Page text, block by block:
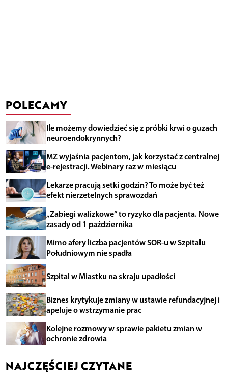
POLECAMY
Ile możemy dowiedzieć się z próbki krwi o guzach
neuroendokrynnych?
MZ wyjaśnia pacjentom, jak korzystać z centralnej
e-rejestracji. Webinary raz w miesiącu
Lekarze pracują setki godzin? To może być też
efekt nierzetelnych sprawozdań
„Zabiegi walizkowe” to ryzyko dla pacjenta. Nowe
zasady od 1 października
Mimo afery liczba pacjentów SOR-u w Szpitalu
Południowym nie spadła
Szpital w Miastku na skraju upadłości
Biznes krytykuje zmiany w ustawie refundacyjnej i
apeluje o wstrzymanie prac
Kolejne rozmowy w sprawie pakietu zmian w
ochronie zdrowia
NAJCZĘŚCIEJ CZYTANE